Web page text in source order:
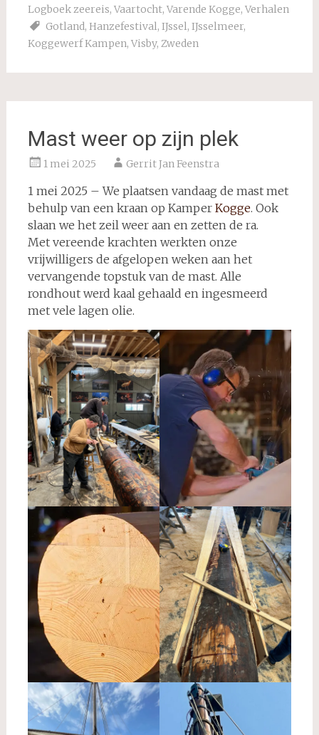
Logboek zeereis, Vaartocht, Varende Kogge, Verhalen
Gotland, Hanzefestival, IJssel, IJsselmeer,
Koggewerf Kampen, Visby, Zweden
Mast weer op zijn plek
1 mei 2025 Gerrit Jan Feenstra
1 mei 2025 – We plaatsen vandaag de mast met
behulp van een kraan op Kamper Kogge. Ook
slaan we het zeil weer aan en zetten de ra.
Met vereende krachten werkten onze
vrijwilligers de afgelopen weken aan het
vervangende topstuk van de mast. Alle
rondhout werd kaal gehaald en ingesmeerd
met vele lagen olie.